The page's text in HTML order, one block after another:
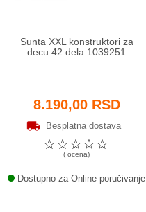
Sunta XXL konstruktori za
decu 42 dela 1039251
8.190,00 RSD
Besplatna dostava
☆
☆
☆
☆
☆
( ocena)
Dostupno za Online poručivanje